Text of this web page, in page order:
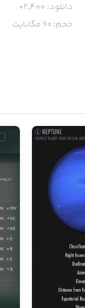
دانلود: 2,400+
حجم:60 مگابایت